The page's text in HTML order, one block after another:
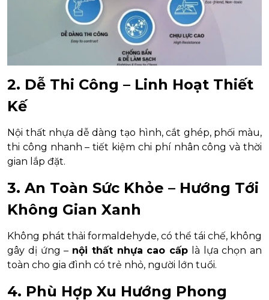
2. Dễ Thi Công – Linh Hoạt Thiết
Kế
Nội thất nhựa dễ dàng tạo hình, cắt ghép, phối màu,
thi công nhanh – tiết kiệm chi phí nhân công và thời
gian lắp đặt.
3. An Toàn Sức Khỏe – Hướng Tới
Không Gian Xanh
Không phát thải formaldehyde, có thể tái chế, không
gây dị ứng – nội thất nhựa cao cấp là lựa chọn an
toàn cho gia đình có trẻ nhỏ, người lớn tuổi.
4. Phù Hợp Xu Hướng Phong